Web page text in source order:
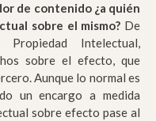
de contenido ¿a quién
sobre el mismo? De
Intelectual,
sobre el efecto, que
Aunque lo normal es
un encargo a medida
sobre efecto pase al